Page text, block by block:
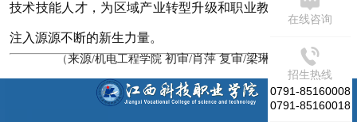
技术技能人才，为区域产业转型升级和职业教育高质量发展
注入源源不断的新生力量。
（来源/机电工程学院 初审/肖萍 复审/梁琳 终审/郑建波
在线咨询
招生热线
0791-85160008
0791-85160018